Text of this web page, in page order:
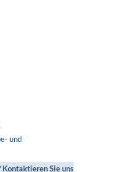
und
Kontaktieren Sie uns